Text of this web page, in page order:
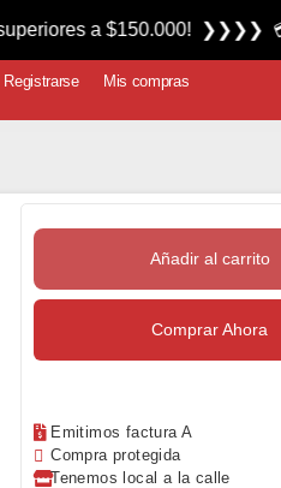
Registrarse Mis compras
Añadir al carrito
Comprar Ahora
Emitimos factura A
Compra protegida
Tenemos local a la calle
❯❯❯❯ 💳